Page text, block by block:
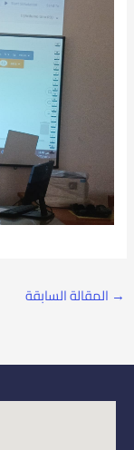
→ المقالة السابقة